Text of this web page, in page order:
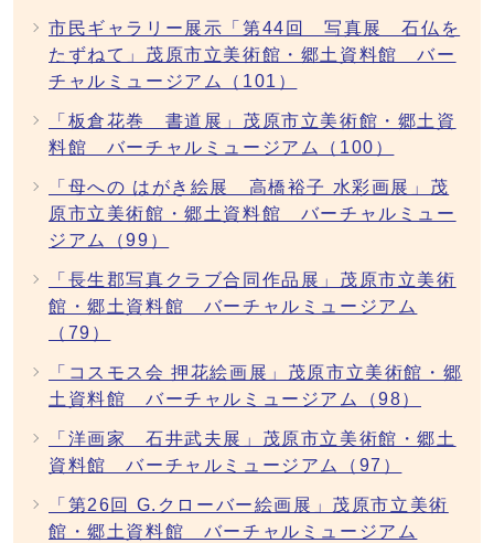
市民ギャラリー展示「第44回 写真展 石仏を
たずねて」茂原市立美術館・郷土資料館 バー
チャルミュージアム（101）
「板倉花巻 書道展」茂原市立美術館・郷土資
料館 バーチャルミュージアム（100）
「母への はがき絵展 高橋裕子 水彩画展」茂
原市立美術館・郷土資料館 バーチャルミュー
ジアム（99）
「長生郡写真クラブ合同作品展」茂原市立美術
館・郷土資料館 バーチャルミュージアム
（79）
「コスモス会 押花絵画展」茂原市立美術館・郷
土資料館 バーチャルミュージアム（98）
「洋画家 石井武夫展」茂原市立美術館・郷土
資料館 バーチャルミュージアム（97）
「第26回 G.クローバー絵画展」茂原市立美術
館・郷土資料館 バーチャルミュージアム